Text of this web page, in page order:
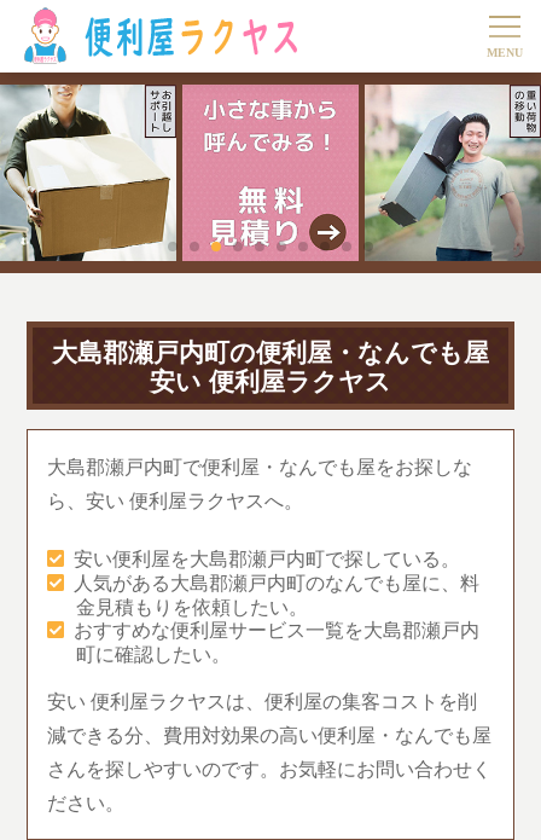
大島郡瀬戸内町の便利屋・なんでも屋
安い 便利屋ラクヤス
大島郡瀬戸内町で便利屋・なんでも屋をお探しな
ら、安い 便利屋ラクヤスへ。
安い便利屋を大島郡瀬戸内町で探している。
人気がある大島郡瀬戸内町のなんでも屋に、料
金見積もりを依頼したい。
おすすめな便利屋サービス一覧を大島郡瀬戸内
町に確認したい。
安い 便利屋ラクヤスは、便利屋の集客コストを削
減できる分、費用対効果の高い便利屋・なんでも屋
さんを探しやすいのです。お気軽にお問い合わせく
ださい。